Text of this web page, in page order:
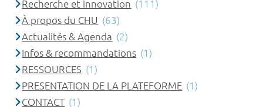
Recherche et innovation (111)
À propos du CHU (63)
Actualités & Agenda (2)
Infos & recommandations (1)
RESSOURCES (1)
PRESENTATION DE LA PLATEFORME (1)
CONTACT (1)